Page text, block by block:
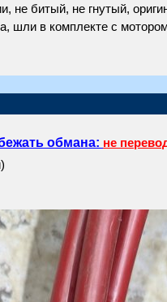
не битый, не гнутый,
шли в комплекте с
обмана: не